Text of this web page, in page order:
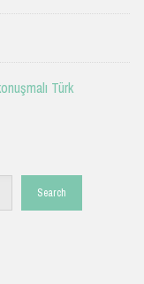
Türk
Search